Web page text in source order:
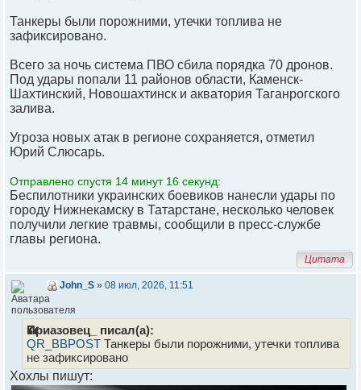
Танкеры были порожними, утечки топлива не
зафиксировано.
Всего за ночь система ПВО сбила порядка 70 дронов.
Под удары попали 11 районов области, Каменск-
Шахтинский, Новошахтинск и акватория Таганрогского
залива.
Угроза новых атак в регионе сохраняется, отметил
Юрий Слюсарь.
Отправлено спустя 14 минут 16 секунд:
Беспилотники украинских боевиков нанесли удары по
городу Нижнекамску в Татарстане, несколько человек
получили легкие травмы, сообщили в пресс-службе
главы региона.
Цитата
John_S » 08 июл, 2026, 11:51
Приазовец_ писал(а):
QR_BBPOST Танкеры были порожними, утечки топлива
не зафиксировано
Хохлы пишут: